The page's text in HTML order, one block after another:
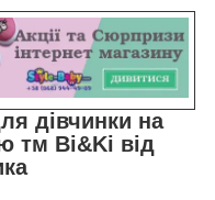
дівчинки на
тм Bi&Ki від